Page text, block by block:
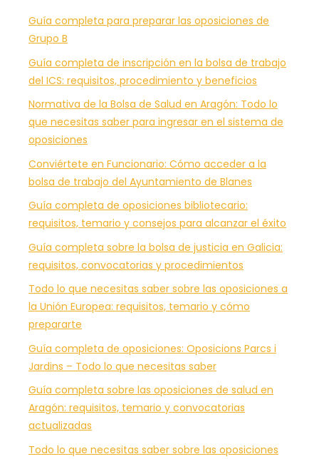
Guía completa para preparar las oposiciones de
Grupo B
Guía completa de inscripción en la bolsa de trabajo
del ICS: requisitos, procedimiento y beneficios
Normativa de la Bolsa de Salud en Aragón: Todo lo
que necesitas saber para ingresar en el sistema de
oposiciones
Conviértete en Funcionario: Cómo acceder a la
bolsa de trabajo del Ayuntamiento de Blanes
Guía completa de oposiciones bibliotecario:
requisitos, temario y consejos para alcanzar el éxito
Guía completa sobre la bolsa de justicia en Galicia:
requisitos, convocatorias y procedimientos
Todo lo que necesitas saber sobre las oposiciones a
la Unión Europea: requisitos, temario y cómo
prepararte
Guía completa de oposiciones: Oposicions Parcs i
Jardins – Todo lo que necesitas saber
Guía completa sobre las oposiciones de salud en
Aragón: requisitos, temario y convocatorias
actualizadas
Todo lo que necesitas saber sobre las oposiciones